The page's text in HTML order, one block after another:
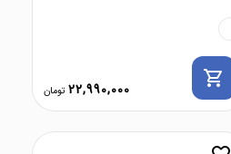
22,990,000
shopping_cart